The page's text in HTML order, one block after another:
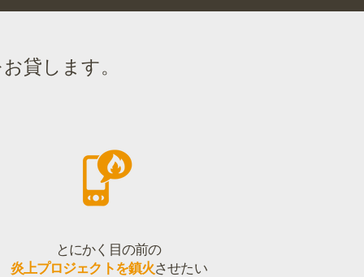
貸します。
とにかく目の前の
炎上プロジェクトを鎮火させたい